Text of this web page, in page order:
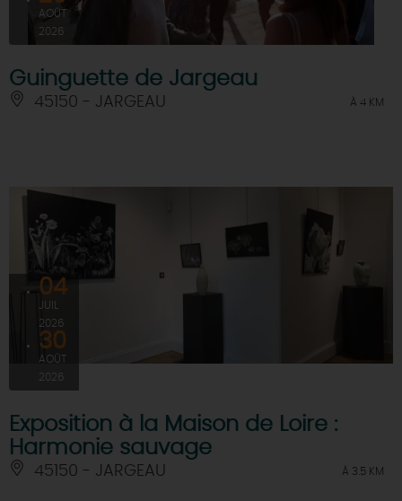
AOÛT
2026
Guinguette de Jargeau
45150 - JARGEAU À 4 KM
04
2026
30
AOÛT
2026
Exposition à la Maison de Loire :
Harmonie sauvage
45150 - JARGEAU À 3.5 KM